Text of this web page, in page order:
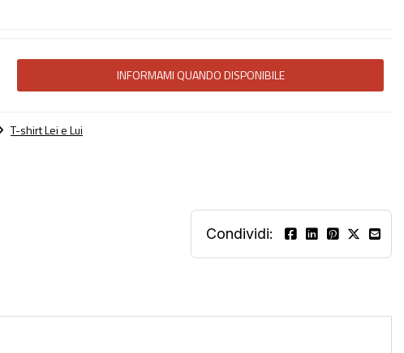
INFORMAMI QUANDO DISPONIBILE
T-shirt Lei e Lui
Condividi: